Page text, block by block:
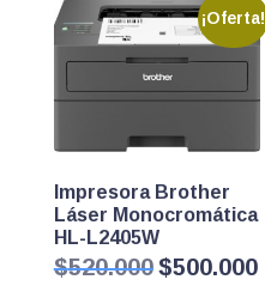
¡Oferta!
Impresora Brother
Láser Monocromática
HL-L2405W
$520.000 El
precio
$500.000El